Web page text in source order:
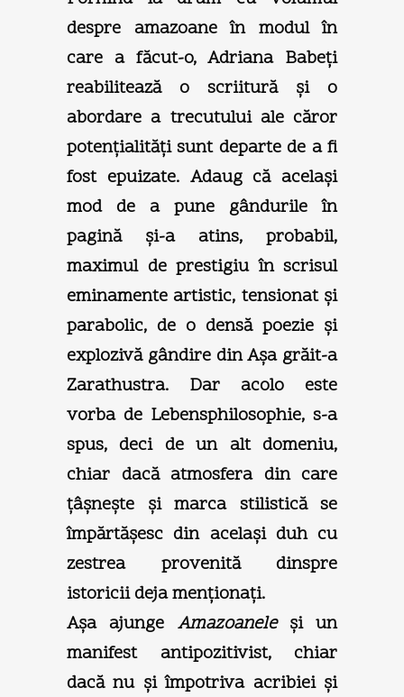
despre amazoane în modul în
care a făcut-o, Adriana Babeţi
reabilitează o scriitură şi o
abordare a trecutului ale căror
potenţialităţi sunt departe de a fi
fost epuizate. Adaug că acelaşi
mod de a pune gândurile în
pagină şi-a atins, probabil,
maximul de prestigiu în scrisul
eminamente artistic, tensionat şi
parabolic, de o densă poezie şi
explozivă gândire din Aşa grăit-a
Zarathustra. Dar acolo este
vorba de Lebensphilosophie, s-a
spus, deci de un alt domeniu,
chiar dacă atmosfera din care
ţâşneşte şi marca stilistică se
împărtăşesc din acelaşi duh cu
zestrea provenită dinspre
istoricii deja menţionaţi.
Aşa ajunge Amazoaneleşi un
manifest antipozitivist, chiar
dacă nu şi împotriva acribiei şi